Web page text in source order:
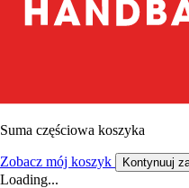
Suma częściowa koszyka
Zobacz mój koszyk Kontynuuj
Loading...